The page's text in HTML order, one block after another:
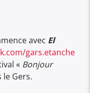
avec El
gars.etanche
« Bonjour
Gers.